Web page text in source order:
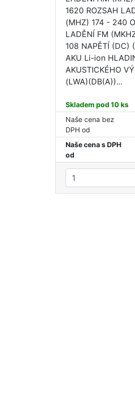
1620 ROZSAH
(MHZ) 174 - 240
LADĚNÍ FM
108 NAPĚTÍ (DC)
AKU Li-ion
AKUSTICKÉHO
(LWA)(DB(A))...
Skladem pod 10 ks
Naše cena bez
DPH od
Naše cena s DPH
od